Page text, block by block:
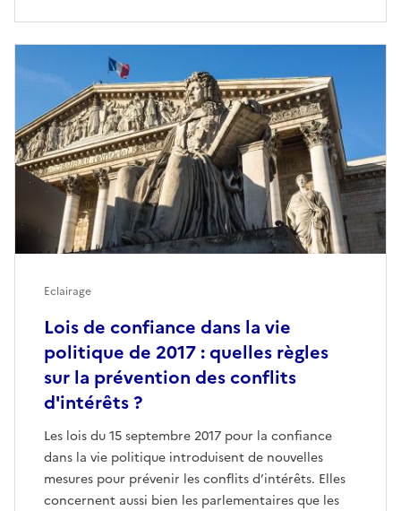
Lois de confiance dans la vie
politique de 2017 : quelles règles
sur la prévention des conflits
d'intérêts ?
Les lois du 15 septembre 2017 pour la confiance
dans la vie politique introduisent de nouvelles
mesures pour prévenir les conflits d’intérêts. Elles
concernent aussi bien les parlementaires que les
Eclairage